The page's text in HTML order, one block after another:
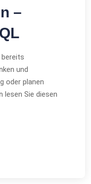
–
bereits
und
oder planen
lesen Sie diesen